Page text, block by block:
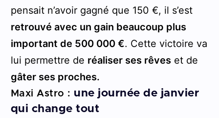
pensait n’avoir gagné que 150 €, il s’est
retrouvé avec un gain beaucoup plus
important de 500 000 €. Cette victoire va
lui permettre de réaliser ses rêveset de
gâter ses proches.
Maxi Astro : une journée de janvier
qui change tout